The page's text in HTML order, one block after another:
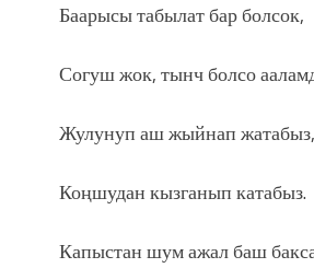
Баарысы табылат бар болсок,
Согуш жок, тынч болсо
Жулунуп аш жыйнап жатабыз,
Коңшудан кызганып катабыз.
Капыстан шум ажал баш